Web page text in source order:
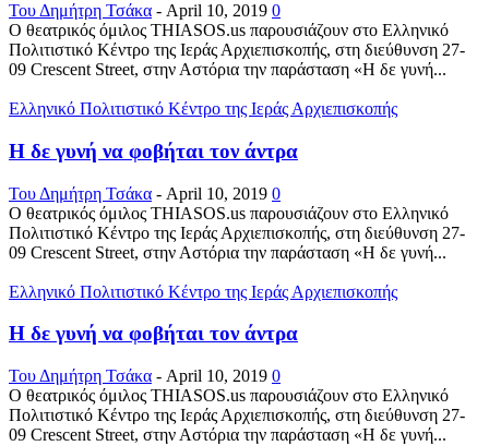
Του Δημήτρη Τσάκα - April 10, 2019 0
Ο θεατρικός όμιλος THIASOS.us παρουσιάζουν στο Ελληνικό
Πολιτιστικό Κέντρο της Ιεράς Αρχιεπισκοπής, στη διεύθυνση 27-
09 Crescent Street, στην Αστόρια την παράσταση «Η δε γυνή...
Ελληνικό Πολιτιστικό Κέντρο της Ιεράς Αρχιεπισκοπής
Η δε γυνή να φοβήται τον άντρα
Του Δημήτρη Τσάκα - April 10, 2019 0
Ο θεατρικός όμιλος THIASOS.us παρουσιάζουν στο Ελληνικό
Πολιτιστικό Κέντρο της Ιεράς Αρχιεπισκοπής, στη διεύθυνση 27-
09 Crescent Street, στην Αστόρια την παράσταση «Η δε γυνή...
Ελληνικό Πολιτιστικό Κέντρο της Ιεράς Αρχιεπισκοπής
Η δε γυνή να φοβήται τον άντρα
Του Δημήτρη Τσάκα - April 10, 2019 0
Ο θεατρικός όμιλος THIASOS.us παρουσιάζουν στο Ελληνικό
Πολιτιστικό Κέντρο της Ιεράς Αρχιεπισκοπής, στη διεύθυνση 27-
09 Crescent Street, στην Αστόρια την παράσταση «Η δε γυνή...